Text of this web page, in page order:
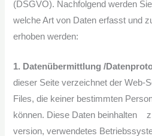
(DSGVO). Nachfolgend werden
welche Art von Daten erfasst und
erhoben werden:
1. Datenübermittlung /
dieser Seite verzeichnet der Web-
Files, die keiner bestimmten
können. Diese Daten beinhalten
version, verwendetes